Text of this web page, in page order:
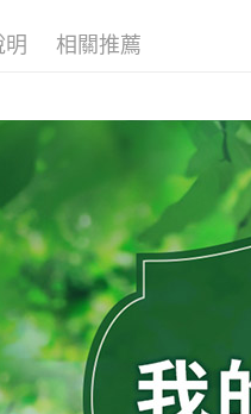
明 相關推薦